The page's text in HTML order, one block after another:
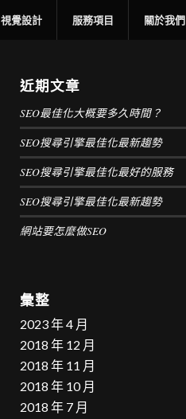
視覺設計 服務項目 關於我們
近期文章
SEO最佳化大概要多久時間？
SEO搜尋引擎最佳化最新趨勢
SEO搜尋引擎最佳化最好的服務
SEO搜尋引擎最佳化最新趨勢
網站要怎麼做SEO
彙整
2023 年 4 月
2018 年 12 月
2018 年 11 月
2018 年 10 月
2018 年 7 月